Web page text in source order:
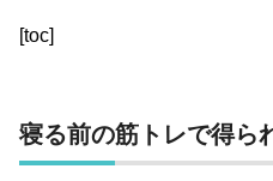
[toc]
寝る前の筋トレで得ら